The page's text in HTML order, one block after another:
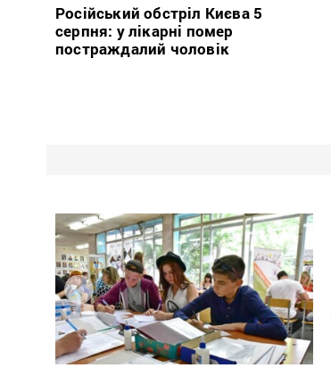
Російський обстріл Києва 5
серпня: у лікарні помер
постраждалий чоловік